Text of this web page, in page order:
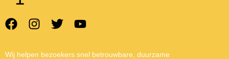
Wij helpen bezoekers snel betrouwbare, duurzame